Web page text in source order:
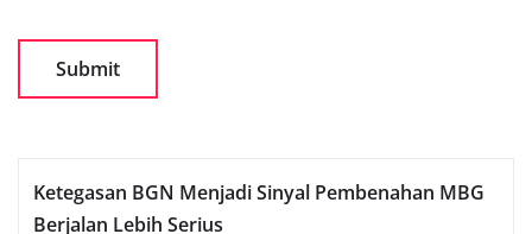
Ketegasan BGN Menjadi Sinyal Pembenahan MBG
Berjalan Lebih Serius